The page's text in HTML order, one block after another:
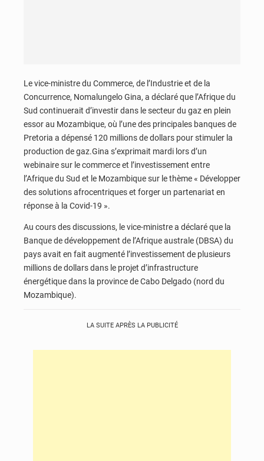
Le vice-ministre du Commerce, de l’Industrie et de la
Concurrence, Nomalungelo Gina, a déclaré que l’Afrique du
Sud continuerait d’investir dans le secteur du gaz en plein
essor au Mozambique, où l’une des principales banques de
Pretoria a dépensé 120 millions de dollars pour stimuler la
production de gaz.Gina s’exprimait mardi lors d’un
webinaire sur le commerce et l’investissement entre
l’Afrique du Sud et le Mozambique sur le thème « Développer
des solutions afrocentriques et forger un partenariat en
réponse à la Covid-19 ».
Au cours des discussions, le vice-ministre a déclaré que la
Banque de développement de l’Afrique australe (DBSA) du
pays avait en fait augmenté l’investissement de plusieurs
millions de dollars dans le projet d’infrastructure
énergétique dans la province de Cabo Delgado (nord du
Mozambique).
LA SUITE APRÈS LA PUBLICITÉ